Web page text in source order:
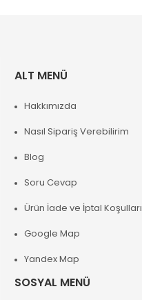
ALT MENÜ
Hakkımızda
Nasıl Sipariş Verebilirim
Blog
Soru Cevap
Ürün İade ve İptal Koşulları
Google Map
Yandex Map
SOSYAL MENÜ